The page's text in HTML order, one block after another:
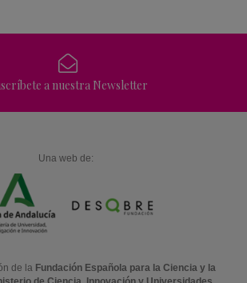
a nuestra Newsletter
Una web de:
de la Fundación Española para la Ciencia y la